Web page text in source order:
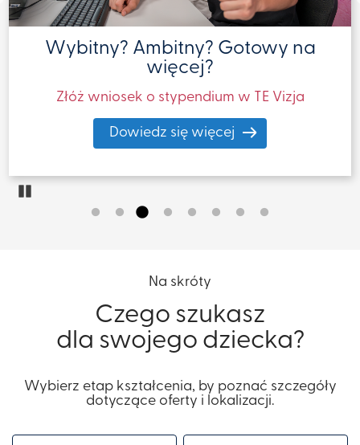
A-Levels czy IB?
Międzynarodowe programy w liceum
Na skróty
Czego szukasz
dla swojego dziecka?
Wybierz etap kształcenia, by poznać szczegóły
dotyczące oferty i lokalizacji.